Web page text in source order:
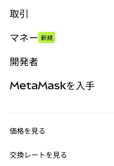
取引
パーペチュアル
RWA
マネー 新規
開発者
MetaMask Connect
MetaMaskを入手
価格を見る
イーサリアムの価格
交換レートを見る